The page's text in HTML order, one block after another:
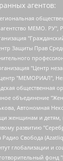
агентов:
профессионального образования (повышение квалификации) специалистов "АКАДЕМИЯ ПО ПРАВАМ ЧЕЛОВЕКА", Свердловская региональная общественная организация "Сутяжник", Автономная некоммерческая организация "Центр независимых социологических исследований", Союз общественных объединений "Российский исследовательский центр по правам человека", Региональное общественное учреждение научно-информационный центр "МЕМОРИАЛ", Некоммерческая организация "Фонд защиты гласности", Автономная некоммерческая организация "Институт прав человека", Городская общественная организация "Екатеринбургское общество "МЕМОРИАЛ", Городская общественная организация "Рязанское историко-просветительское и правозащитное общество "Мемориал" (Рязанский Мемориал), Челябинский региональный орган общественной самодеятельности – женское общественное объединение "Женщины Евразии", Челябинский региональный орган общественной